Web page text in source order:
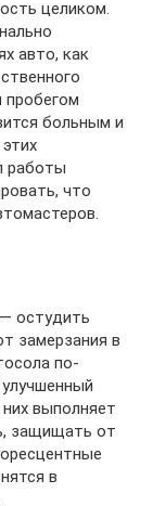
целиком.
авто, как
пробегом
больным и
работы
что
остудить
замерзания в
по-
выполняет
защищать от
в